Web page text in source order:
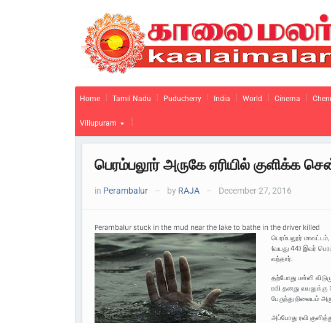
Home Tamil Nadu Puducherry India World Cinema
Villupuram
பெரம்பலூர் அருகே ஏரியில் குளிக்க
in Perambalur — by RAJA — December 27, 2016
Perambalur stuck in the mud near the lake to bathe in the driver killed
பெரம்பலூர்
(வயது 44) இவர்
வந்தார்.
தற்போது பள்ளி
ரவி தனது வயலுக்கு
பேருந்து நிலையம்
அப்போது ரவி